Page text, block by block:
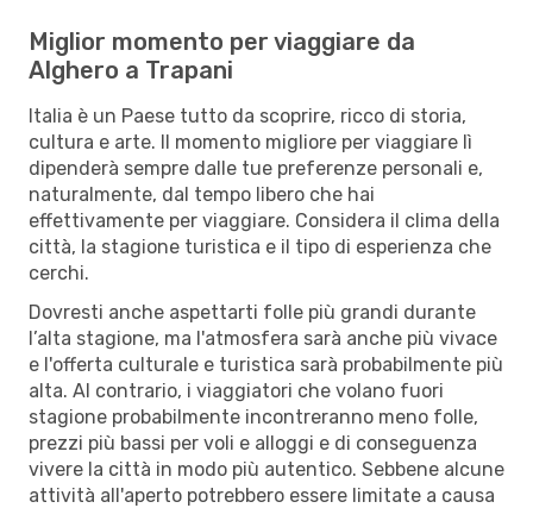
Miglior momento per viaggiare da
Alghero a Trapani
Italia è un Paese tutto da scoprire, ricco di storia,
cultura e arte. Il momento migliore per viaggiare lì
dipenderà sempre dalle tue preferenze personali e,
naturalmente, dal tempo libero che hai
effettivamente per viaggiare. Considera il clima della
città, la stagione turistica e il tipo di esperienza che
cerchi.
Dovresti anche aspettarti folle più grandi durante
l’alta stagione, ma l'atmosfera sarà anche più vivace
e l'offerta culturale e turistica sarà probabilmente più
alta. Al contrario, i viaggiatori che volano fuori
stagione probabilmente incontreranno meno folle,
prezzi più bassi per voli e alloggi e di conseguenza
vivere la città in modo più autentico. Sebbene alcune
attività all'aperto potrebbero essere limitate a causa